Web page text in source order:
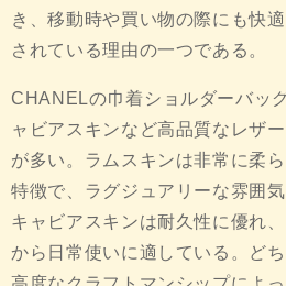
き、移動時や買い物の際にも快
されている理由の一つである。
CHANELの巾着ショルダーバッ
ャビアスキンなど高品質なレザ
が多い。ラムスキンは非常に柔
特徴で、ラグジュアリーな雰囲
キャビアスキンは耐久性に優れ
から日常使いに適している。ど